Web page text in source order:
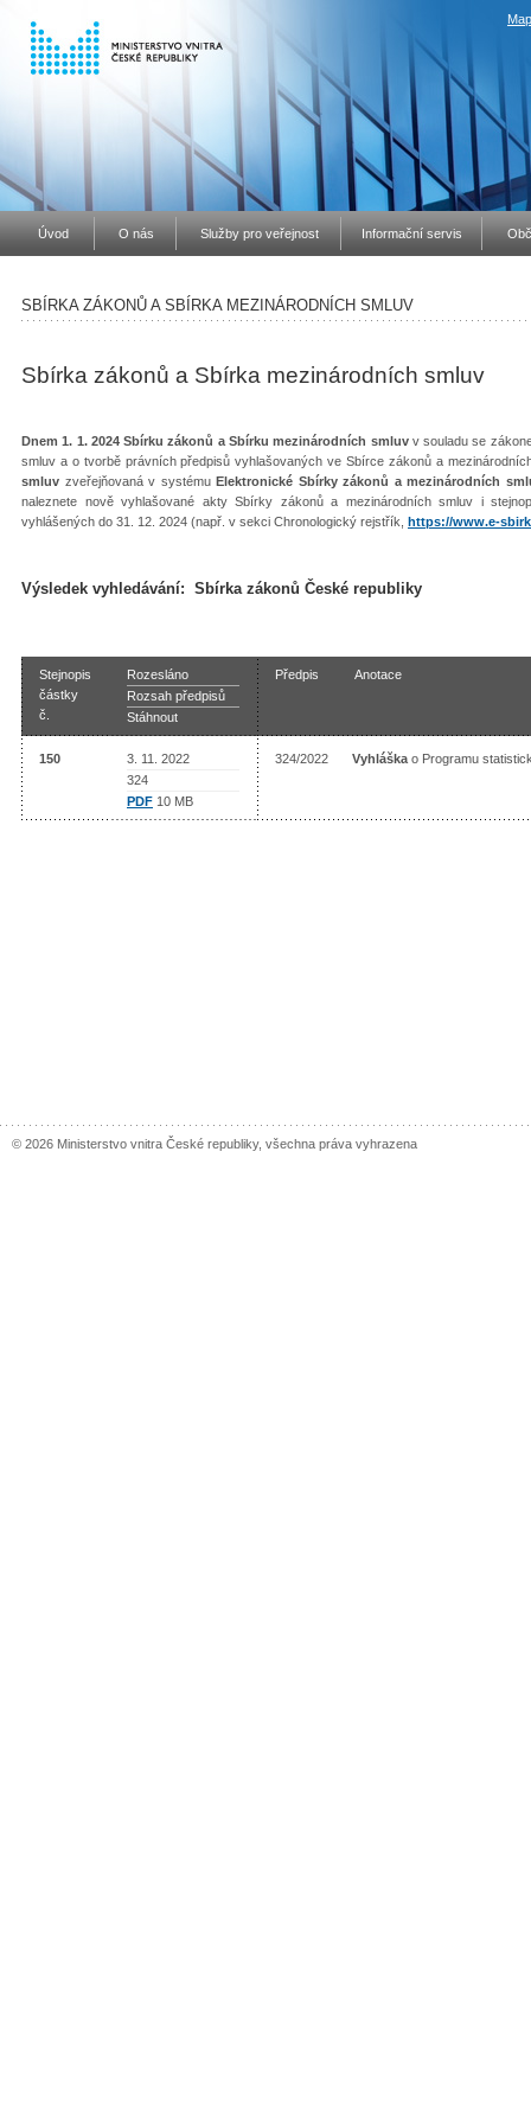
Úvod O nás Služby pro veřejnost Informační servis
SBÍRKA ZÁKONŮ A SBÍRKA MEZINÁRODNÍCH SMLUV
Sbírka zákonů a Sbírka mezinárodních smluv
Dnem 1. 1. 2024 Sbírku zákonů a Sbírku mezinárodních smluvv souladu se
smluv a o tvorbě právních předpisů vyhlašovaných ve Sbírce zákonů a
smluv zveřejňovaná v systémuElektronické Sbírky zákonů a mezinárodních
naleznete nově vyhlašované akty Sbírky zákonů a mezinárodních smluv i
vyhlášených do 31. 12. 2024 (např. v sekci Chronologický rejstřík, https://www.e-
Výsledek vyhledávání: Sbírka zákonů České republiky
Stejnopis
částky
č.
Rozesláno
Rozsah předpisů
Stáhnout
Předpis Anotace
150
3. 11. 2022
324
PDF 10 MB
324/2022 Vyhláška o Programu
© 2026 Ministerstvo vnitra České republiky, všechna práva vyhrazena